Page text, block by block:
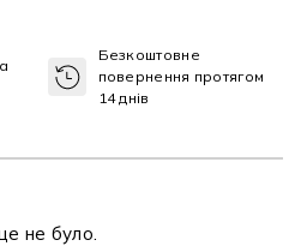
Безкоштовне
повернення протягом
14 днів
не було.